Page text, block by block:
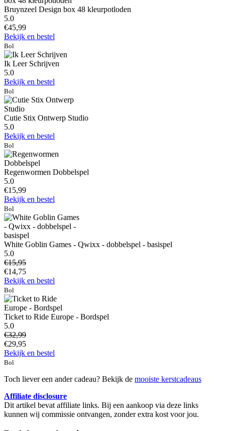
Bruynzeel Design box 48 kleurpotloden
5.0
€45,99
Bekijk en bestel
Bol
Ik Leer Schrijven
5.0
Bekijk en bestel
Bol
Cutie Stix Ontwerp Studio
5.0
Bekijk en bestel
Bol
Regenwormen Dobbelspel
5.0
€15,99
Bekijk en bestel
Bol
White Goblin Games - Qwixx - dobbelspel - basispel
5.0
€15,95
€14,75
Bekijk en bestel
Bol
Ticket to Ride Europe - Bordspel
5.0
€32,99
€29,95
Bekijk en bestel
Bol
Toch liever een ander cadeau? Bekijk de mooiste kerstcadeaus
Affiliate disclosure
Dit artikel bevat affiliate links. Bij een aankoop via deze links
kunnen wij commissie ontvangen, zonder extra kost voor jou.